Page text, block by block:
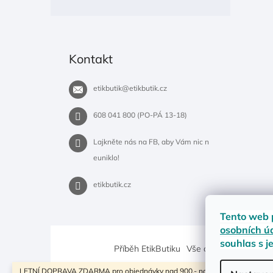
Tento web
osobních
souhlas s
LETNÍ DOPRAVA ZDARMA pro objednávky nad 900,- na pobočky Zásilkovny.
Kontakt
etikbutik@etikbutik.cz
608 041 800 (PO-PÁ 13-18)
Lajkněte nás na FB, aby Vám nic n
euniklo!
etikbutik.cz
Příběh EtikButiku Vše o nákupu